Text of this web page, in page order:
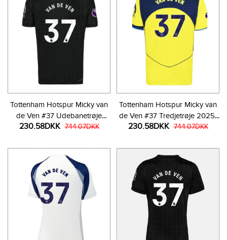
Tottenham Hotspur Micky van
de Ven #37 Udebanetrøje
2025-26 Kortærmet
230.58DKK 744.07DKK
Tottenham Hotspur Micky van
de Ven #37 Tredjetrøje 2025-
26 Kortærmet
230.58DKK 744.07DKK